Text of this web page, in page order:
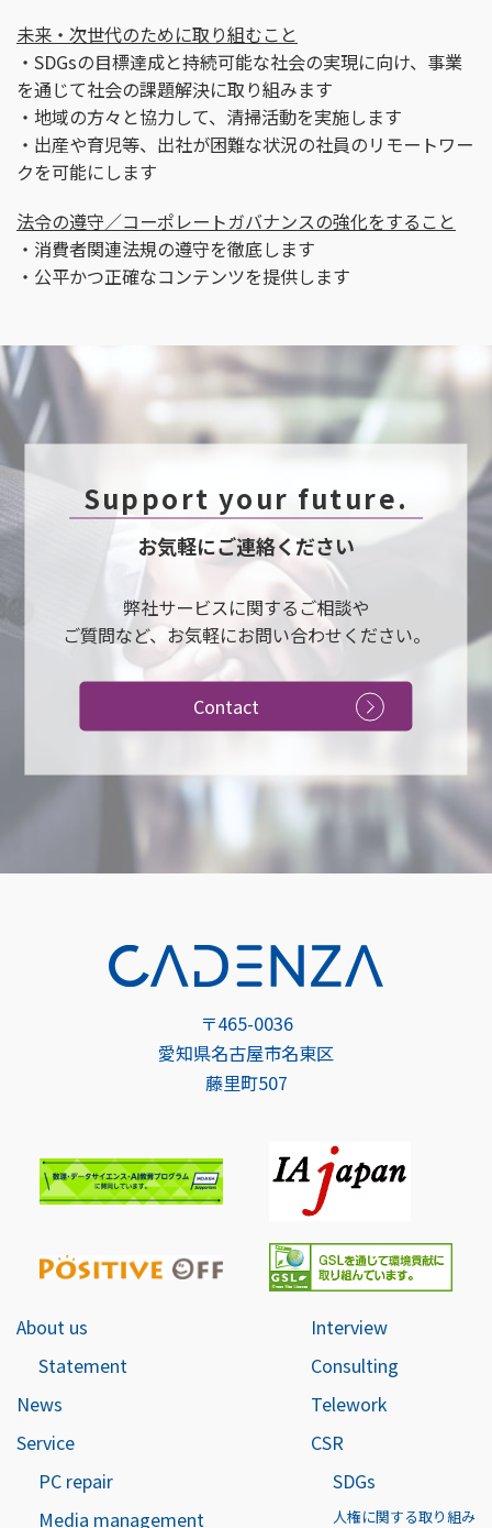
未来・次世代のために取り組むこと
・SDGsの目標達成と持続可能な社会の実現に向け、事業
を通じて社会の課題解決に取り組みます
・地域の方々と協力して、清掃活動を実施します
・出産や育児等、出社が困難な状況の社員のリモートワー
クを可能にします
法令の遵守／コーポレートガバナンスの強化をすること
・消費者関連法規の遵守を徹底します
・公平かつ正確なコンテンツを提供します
Support your future.
お気軽にご連絡ください
弊社サービスに関するご相談や
ご質問など、お気軽にお問い合わせください。
Contact
〒465-0036
愛知県名古屋市名東区
藤里町507
About us
Statement
News
Service
PC repair
Media management
Interview
Consulting
Telework
CSR
SDGs
人権に関する取り組み